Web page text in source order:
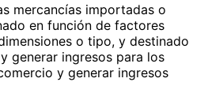
mercancías importadas o
en función de factores
o tipo, y destinado
generar ingresos para los
y generar ingresos